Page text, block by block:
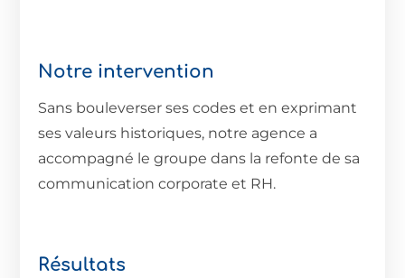
Notre intervention
Sans bouleverser ses codes et en exprimant
ses valeurs historiques, notre agence a
accompagné le groupe dans la refonte de sa
communication corporate et RH.
Résultats